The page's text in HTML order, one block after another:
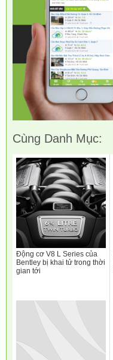
Cùng Danh Mục:
Động cơ V8 L Series của
Bentley bị khai tử trong thời
gian tới